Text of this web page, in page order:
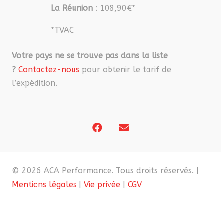
La Réunion : 108,90€*
*TVAC
Votre pays ne se trouve pas dans la liste
? Contactez-nous pour obtenir le tarif de
l’expédition.
© 2026 ACA Performance. Tous droits réservés. |
Mentions légales
Vie privée CGV